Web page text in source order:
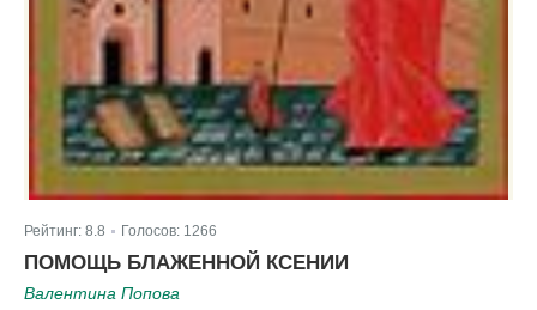
Рейтинг: 8.8 Голосов: 1266
ПОМОЩЬ БЛАЖЕННОЙ КСЕНИИ
Валентина Попова